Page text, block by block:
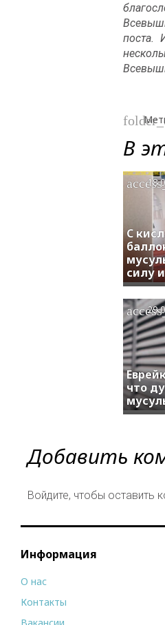
поста.
В
С
силу
что
Добавить
Войдите, чтобы оставить
Информация
О нас
Контакты
Вакансии